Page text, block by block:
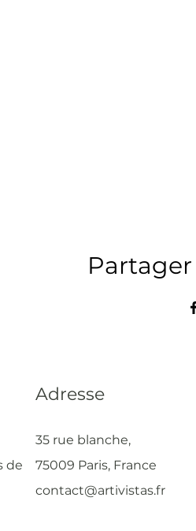
Adresse
de
35 rue blanche,
75009 Paris, France
contact@artivistas.fr